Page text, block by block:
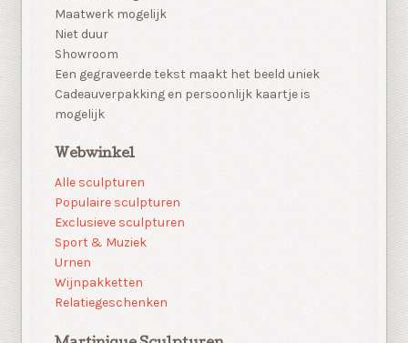
Maatwerk mogelijk
Niet duur
Showroom
Een gegraveerde tekst maakt het beeld uniek
Cadeauverpakking en persoonlijk kaartje is
mogelijk
Webwinkel
Alle sculpturen
Populaire sculpturen
Exclusieve sculpturen
Sport & Muziek
Urnen
Wijnpakketten
Relatiegeschenken